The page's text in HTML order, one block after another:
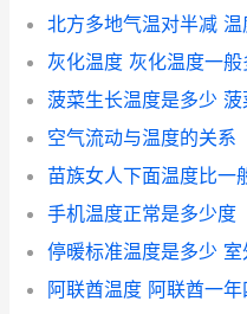
北方多地气温对半减
灰化温度 灰化温度一
菠菜生长温度是多少
空气流动与温度的关系
苗族女人下面温度比一
手机温度正常是多少度
停暖标准温度是多少
阿联酋温度 阿联酋一